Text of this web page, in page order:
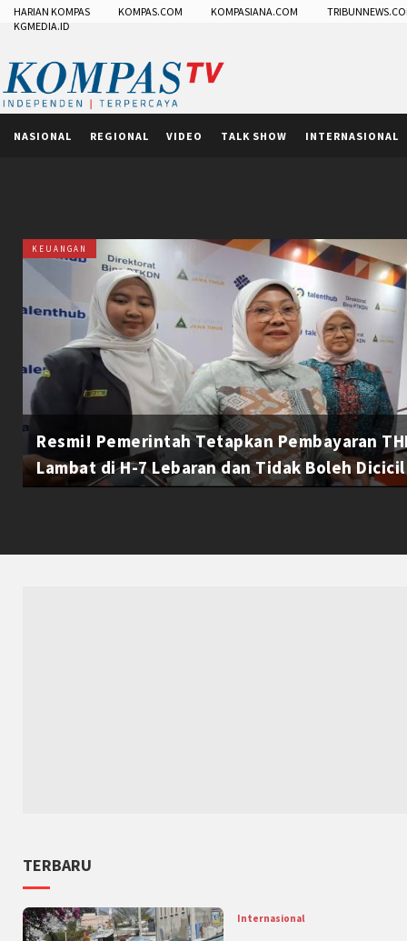
HARIAN KOMPAS KOMPAS.COM KOMPASIANA.COM
KGMEDIA.ID
NASIONAL REGIONAL VIDEO TALK SHOW INTERNASIONAL
KEUANGAN
Resmi! Pemerintah Tetapkan Pembayaran
Lambat di H-7 Lebaran dan Tidak Boleh Dicicil
TERBARU
Internasional